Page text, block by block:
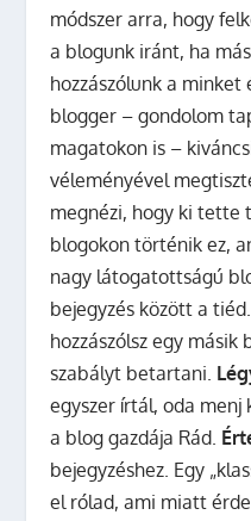
módszer arra, hogy
a blogunk iránt, ha
hozzászólunk a minket
blogger – gondolom
magatokon is –
véleményével
megnézi, hogy ki tette
blogokon történik ez,
nagy látogatottságú
bejegyzés között a
hozzászólsz egy
szabályt betartani.
egyszer írtál, oda
a blog gazdája Rád.
bejegyzéshez. Egy
el rólad, ami miatt